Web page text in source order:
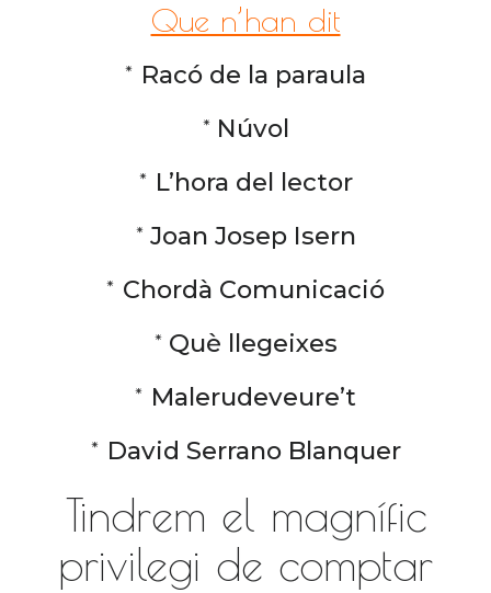
Que n’han dit
* Racó de la paraula
*Núvol
* L’hora del lector
*Joan Josep Isern
* Chordà Comunicació
*Què llegeixes
* Malerudeveure’t
* David Serrano Blanquer
Tindrem el magnífic
privilegi de comptar